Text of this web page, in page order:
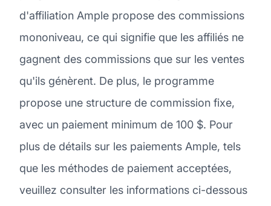
d'affiliation Ample propose des commissions
mononiveau, ce qui signifie que les affiliés ne
gagnent des commissions que sur les ventes
qu'ils génèrent. De plus, le programme
propose une structure de commission fixe,
avec un paiement minimum de 100 $. Pour
plus de détails sur les paiements Ample, tels
que les méthodes de paiement acceptées,
veuillez consulter les informations ci-dessous